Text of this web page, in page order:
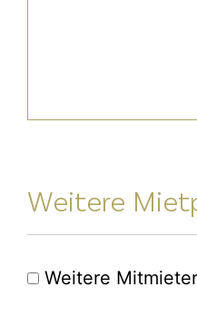
Weitere
Weitere
Weitere